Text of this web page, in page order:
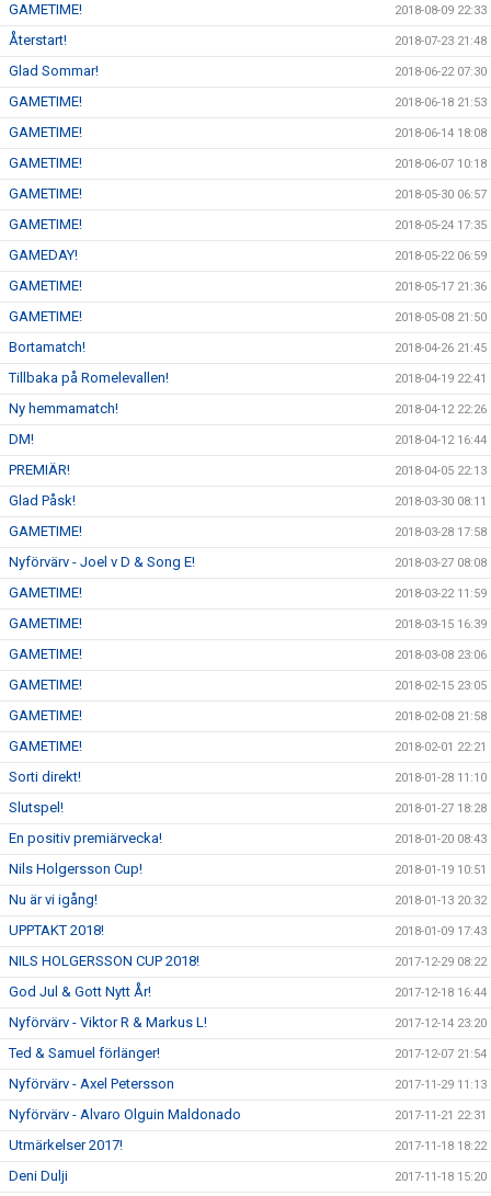
GAMETIME! 2018-08-09 22:33
Återstart! 2018-07-23 21:48
Glad Sommar! 2018-06-22 07:30
GAMETIME! 2018-06-18 21:53
GAMETIME! 2018-06-14 18:08
GAMETIME! 2018-06-07 10:18
GAMETIME! 2018-05-30 06:57
GAMETIME! 2018-05-24 17:35
GAMEDAY! 2018-05-22 06:59
GAMETIME! 2018-05-17 21:36
GAMETIME! 2018-05-08 21:50
Bortamatch! 2018-04-26 21:45
Tillbaka på Romelevallen! 2018-04-19 22:41
Ny hemmamatch! 2018-04-12 22:26
DM! 2018-04-12 16:44
PREMIÄR! 2018-04-05 22:13
Glad Påsk! 2018-03-30 08:11
GAMETIME! 2018-03-28 17:58
Nyförvärv - Joel v D & Song E! 2018-03-27 08:08
GAMETIME! 2018-03-22 11:59
GAMETIME! 2018-03-15 16:39
GAMETIME! 2018-03-08 23:06
GAMETIME! 2018-02-15 23:05
GAMETIME! 2018-02-08 21:58
GAMETIME! 2018-02-01 22:21
Sorti direkt! 2018-01-28 11:10
Slutspel! 2018-01-27 18:28
En positiv premiärvecka! 2018-01-20 08:43
Nils Holgersson Cup! 2018-01-19 10:51
Nu är vi igång! 2018-01-13 20:32
UPPTAKT 2018! 2018-01-09 17:43
NILS HOLGERSSON CUP 2018! 2017-12-29 08:22
God Jul & Gott Nytt År! 2017-12-18 16:44
Nyförvärv - Viktor R & Markus L! 2017-12-14 23:20
Ted & Samuel förlänger! 2017-12-07 21:54
Nyförvärv - Axel Petersson 2017-11-29 11:13
Nyförvärv - Alvaro Olguin Maldonado 2017-11-21 22:31
Utmärkelser 2017! 2017-11-18 18:22
Deni Dulji 2017-11-18 15:20